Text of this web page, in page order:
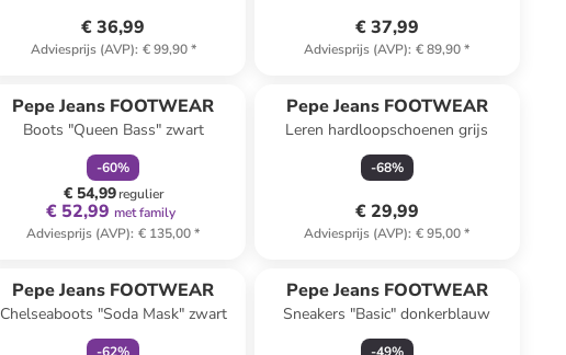
€ 36,99
Adviesprijs (AVP): € 99,90*
€ 37,99
Adviesprijs (AVP): € 89,90*
Pepe Jeans FOOTWEAR
Boots "Queen Bass" zwart
-60%
€ 54,99regulier
€ 52,99 met family
Adviesprijs (AVP): € 135,00*
Pepe Jeans FOOTWEAR
Leren hardloopschoenen grijs
-68%
€ 29,99
Adviesprijs (AVP): € 95,00*
Pepe Jeans FOOTWEAR
Chelseaboots "Soda Mask" zwart
Pepe Jeans FOOTWEAR
Sneakers "Basic" donkerblauw